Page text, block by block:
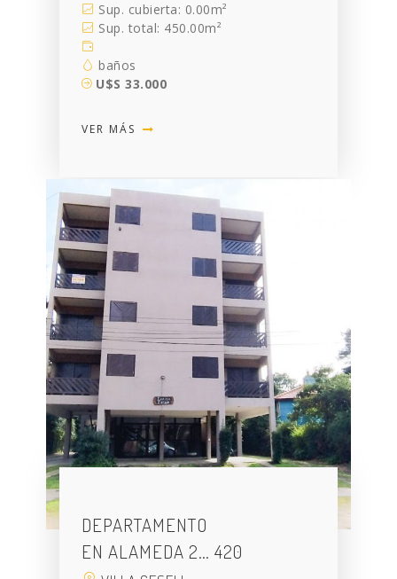
Sup. cubierta: 0.00m²
Sup. total: 450.00m²
baños
U$S 33.000
VER MÁS
DEPARTAMENTO
EN ALAMEDA 2… 420